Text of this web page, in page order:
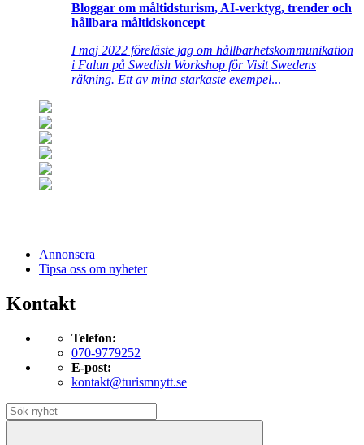
Bloggar om måltidsturism, AI-verktyg, trender och
hållbara måltidskoncept
I maj 2022 föreläste jag om hållbarhetskommunikation
i Falun på Swedish Workshop för Visit Swedens
räkning. Ett av mina starkaste exempel...
Annonsera
Tipsa oss om nyheter
Kontakt
Telefon:
070-9779252
E-post:
kontakt@turismnytt.se